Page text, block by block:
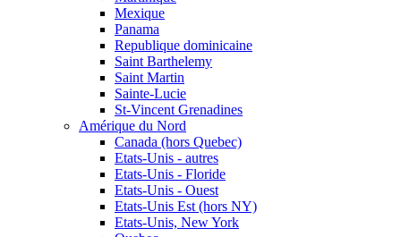
Mexique
Panama
Republique dominicaine
Saint Barthelemy
Saint Martin
Sainte-Lucie
St-Vincent Grenadines
Amérique du Nord
Canada (hors Quebec)
Etats-Unis - autres
Etats-Unis - Floride
Etats-Unis - Ouest
Etats-Unis Est (hors NY)
Etats-Unis, New York